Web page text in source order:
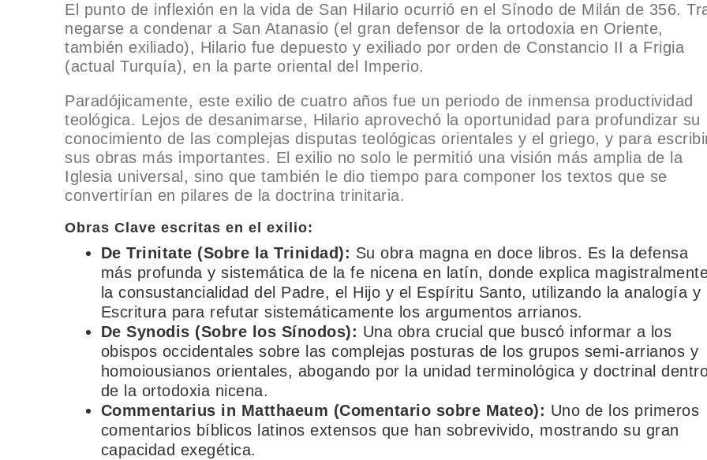
El punto de inflexión en la vida de San Hilario ocurrió en el Sínodo de Milán de 356.
negarse a condenar a San Atanasio (el gran defensor de la ortodoxia en Oriente,
también exiliado), Hilario fue depuesto y exiliado por orden de Constancio II a Frigia
(actual Turquía), en la parte oriental del Imperio.
Paradójicamente, este exilio de cuatro años fue un periodo de inmensa productividad
teológica. Lejos de desanimarse, Hilario aprovechó la oportunidad para profundizar su
conocimiento de las complejas disputas teológicas orientales y el griego, y para
sus obras más importantes. El exilio no solo le permitió una visión más amplia de la
Iglesia universal, sino que también le dio tiempo para componer los textos que se
convertirían en pilares de la doctrina trinitaria.
Obras Clave escritas en el exilio:
De Trinitate (Sobre la Trinidad): Su obra magna en doce libros. Es la defensa
más profunda y sistemática de la fe nicena en latín, donde explica
la consustancialidad del Padre, el Hijo y el Espíritu Santo, utilizando la analogía y
Escritura para refutar sistemáticamente los argumentos arrianos.
De Synodis (Sobre los Sínodos): Una obra crucial que buscó informar a los
obispos occidentales sobre las complejas posturas de los grupos semi-arrianos y
homoiousianos orientales, abogando por la unidad terminológica y doctrinal
de la ortodoxia nicena.
Commentarius in Matthaeum (Comentario sobre Mateo): Uno de los primeros
comentarios bíblicos latinos extensos que han sobrevivido, mostrando su gran
capacidad exegética.